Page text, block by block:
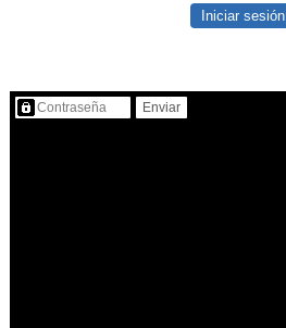
Iniciar sesión
Contenido protegido…